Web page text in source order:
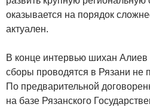
оказывается на порядок
актуален.
В конце интервью шихан Алиев
сборы проводятся в Рязани не
По предварительной
на базе Рязанского